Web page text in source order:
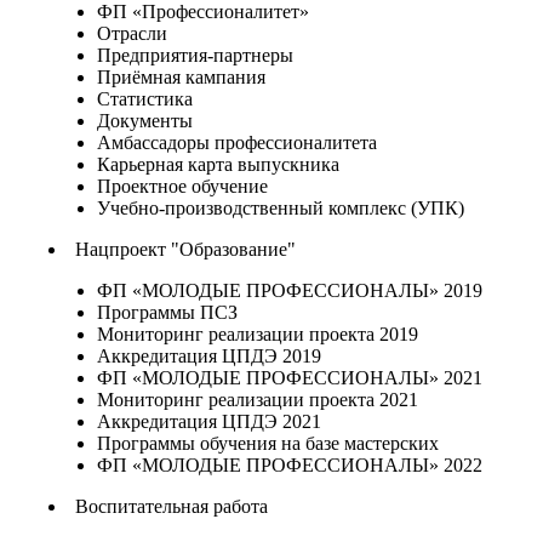
ФП «Профессионалитет»
Отрасли
Предприятия-партнеры
Приёмная кампания
Статистика
Документы
Амбассадоры профессионалитета
Карьерная карта выпускника
Проектное обучение
Учебно-производственный комплекс (УПК)
Нацпроект "Образование"
ФП «МОЛОДЫЕ ПРОФЕССИОНАЛЫ» 2019
Программы ПСЗ
Мониторинг реализации проекта 2019
Аккредитация ЦПДЭ 2019
ФП «МОЛОДЫЕ ПРОФЕССИОНАЛЫ» 2021
Мониторинг реализации проекта 2021
Аккредитация ЦПДЭ 2021
Программы обучения на базе мастерских
ФП «МОЛОДЫЕ ПРОФЕССИОНАЛЫ» 2022
Воспитательная работа